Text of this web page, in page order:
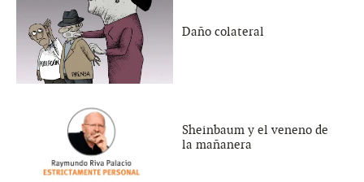
Daño colateral
Sheinbaum y el veneno de
la mañanera